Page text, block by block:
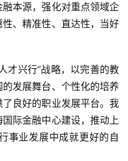
本源，强化对重点领域企
、精准性、直达性，当好
才兴行”战略，以完善的教
发展舞台、个性化的培养
良好的职业发展平台。我
际金融中心建设，推动上
事业发展中成就更好的自